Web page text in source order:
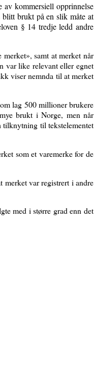
av kommersiell opprinnelse
brukt på en slik måte at
§ 14 tredje ledd andre
samt at merket når
var like relevant eller egnet
viser nemnda til at merket
lag 500 millioner brukere
brukt i Norge, men når
tilknytning til tekstelementet
som et varemerke for de
merket var registrert i andre
med i større grad enn det